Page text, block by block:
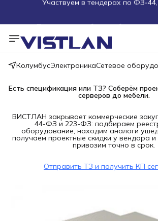
Пуско-наладочные работы
Пришлите запрос на e-mail
Более 100 000 позиций в наличии
КолумбусЭлектроникаСетевое
Есть спецификация или ТЗ? Соберём
серверов до мебели.
ВИСТЛАН закрывает коммерческие
44-ФЗ и 223-ФЗ: подбираем
оборудование, находим аналоги
получаем проектные скидки у вендора
привозим точно в срок.
Отправить ТЗ и получить КП